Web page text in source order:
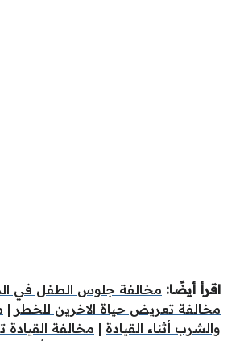
اقرأ أيضًا: مخالفة جلوس الطفل في
مخالفة تعريض حياة الاخرين للخطر |
والشرب أثناء القيادة | مخالفة